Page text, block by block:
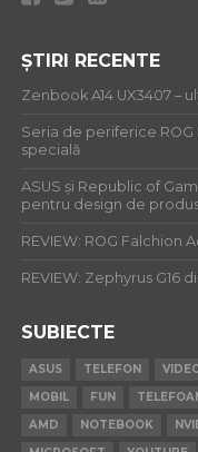
ȘTIRI RECENTE
Zenbook A14 UX3407 –
Seria de periferice
specială
ASUS și Republic of
pentru design de
REVIEW: ROG Falchion
REVIEW: Zephyrus
SUBIECTE
ASUS TELEFON
MOBIL
FUN
AMD
NOTEBOOK